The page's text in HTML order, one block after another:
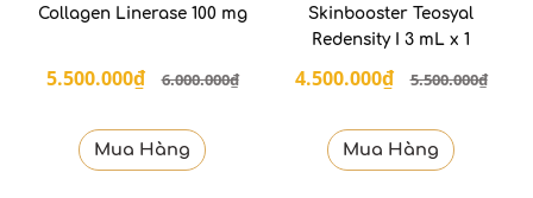
Collagen Linerase 100 mg
5.500.000₫ 6.000.000₫
Mua Hàng
Skinbooster Teosyal
Redensity I 3 mL x 1
4.500.000₫ 5.500.000₫
Mua Hàng